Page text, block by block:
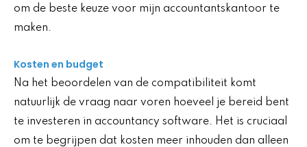
om de beste keuze voor mijn accountantskantoor te
maken.
Kosten en budget
Na het beoordelen van de compatibiliteit komt
natuurlijk de vraag naar voren hoeveel je bereid bent
te investeren in accountancy software. Het is cruciaal
om te begrijpen dat kosten meer inhouden dan alleen